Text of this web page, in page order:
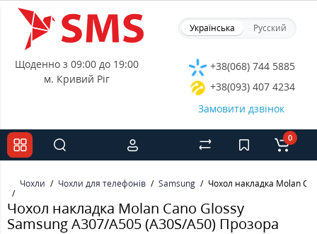
Українська Русский
Щоденно з 09:00 до 19:00
м. Кривий Ріг
+38(068) 744 5885
+38(093) 407 4234
Замовити дзвінок
0
Чохли Чохли для телефонів Samsung Чохол накладка Molan
Чохол накладка Molan Cano Glossy
Samsung A307/A505 (A30S/A50) Прозора